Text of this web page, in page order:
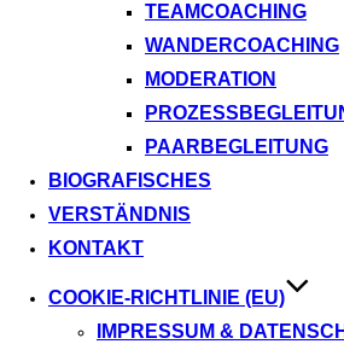
TEAMCOACHING
WANDERCOACHING
MODERATION
PAARBEGLEITUNG
BIOGRAFISCHES
VERSTÄNDNIS
KONTAKT
COOKIE-RICHTLINIE (EU)
IMPRESSUM &